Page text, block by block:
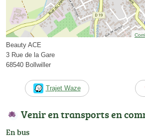
Beauty ACE
3 Rue de la Gare
68540 Bollwiller
Trajet Waze
Venir en transports en
En bus